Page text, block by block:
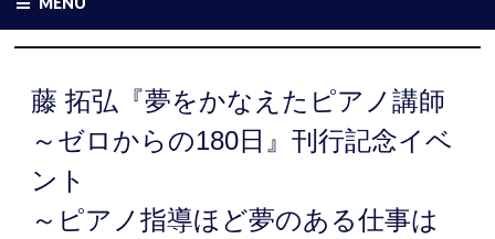
藤 拓弘『夢をかなえたピアノ講師
～ゼロからの180日』刊行記念イベ
ント
～ピアノ指導ほど夢のある仕事は